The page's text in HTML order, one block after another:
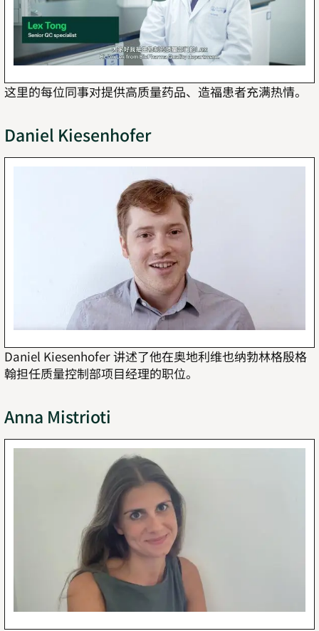
这里的每位同事对提供高质量药品、造福患者充满热情。
Daniel Kiesenhofer
Daniel Kiesenhofer 讲述了他在奥地利维也纳勃林格殷格
翰担任质量控制部项目经理的职位。
Anna Mistrioti